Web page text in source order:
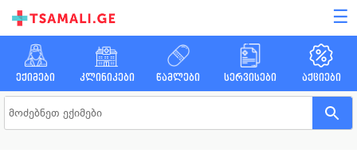
☰
ექიმები კლინიკები წამლები სერვისები აქციები